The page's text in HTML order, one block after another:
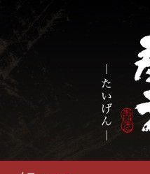
福岡市、畜産
毛和牛を愉し
畜産農家直送の
の焼肉『泰元』